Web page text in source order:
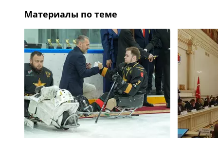
Материалы по теме